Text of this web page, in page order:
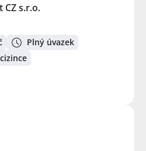
CZ s.r.o.
Plný úvazek